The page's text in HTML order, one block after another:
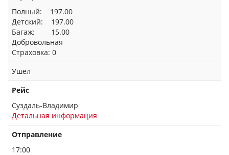
Полный: 197.00
Детский: 197.00
Багаж: 15.00
Добровольная
Страховка: 0
Ушёл
Рейс
Суздаль-Владимир
Детальная информация
Отправление
17:00